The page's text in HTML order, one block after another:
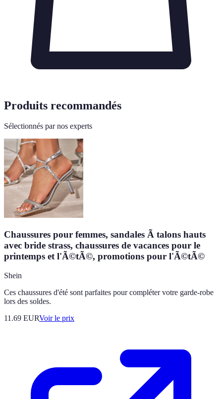
Produits recommandés
Sélectionnés par nos experts
Chaussures pour femmes, sandales Ã talons hauts
avec bride strass, chaussures de vacances pour le
printemps et l'Ã©tÃ©, promotions pour l'Ã©tÃ©
Shein
Ces chaussures d'été sont parfaites pour compléter votre garde-robe
lors des soldes.
11.69 EURVoir le prix